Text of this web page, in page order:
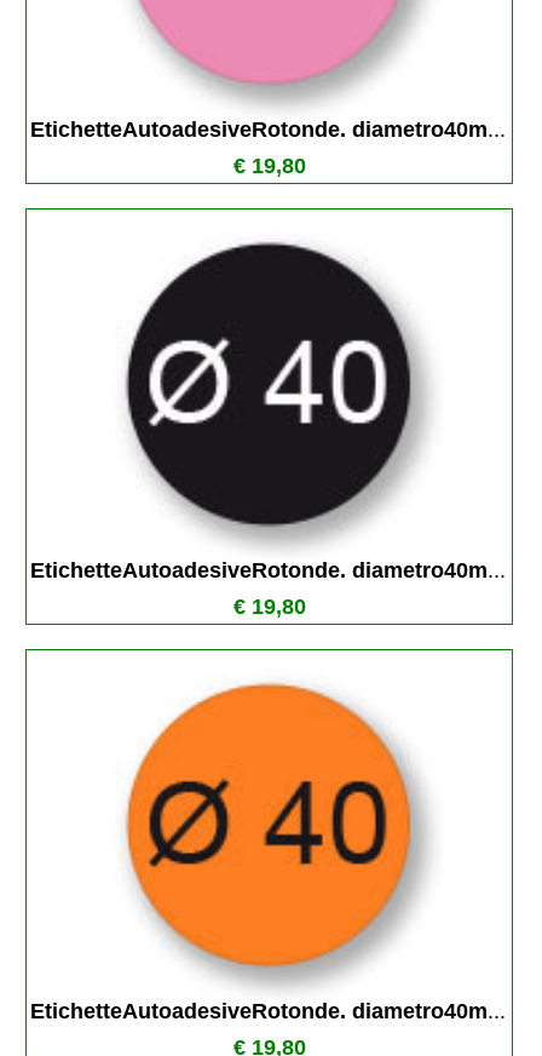
EtichetteAutoadesiveRotonde. diametro40m...
€ 19,80
EtichetteAutoadesiveRotonde. diametro40m...
€ 19,80
EtichetteAutoadesiveRotonde. diametro40m...
€ 19,80